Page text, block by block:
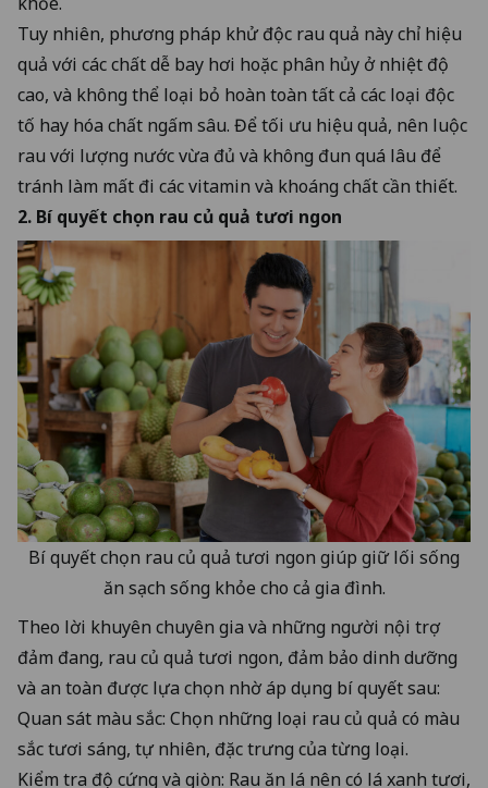
Tuy nhiên, phương pháp khử độc rau quả này chỉ hiệu
quả với các chất dễ bay hơi hoặc phân hủy ở nhiệt độ
cao, và không thể loại bỏ hoàn toàn tất cả các loại độc
tố hay hóa chất ngấm sâu. Để tối ưu hiệu quả, nên luộc
rau với lượng nước vừa đủ và không đun quá lâu để
tránh làm mất đi các vitamin và khoáng chất cần thiết.
2. Bí quyết chọn rau củ quả tươi ngon
Bí quyết chọn rau củ quả tươi ngon giúp giữ lối sống
ăn sạch sống khỏe cho cả gia đình.
Theo lời khuyên chuyên gia và những người nội trợ
đảm đang, rau củ quả tươi ngon, đảm bảo dinh dưỡng
và an toàn được lựa chọn nhờ áp dụng bí quyết sau:
Quan sát màu sắc: Chọn những loại rau củ quả có màu
sắc tươi sáng, tự nhiên, đặc trưng của từng loại.
Kiểm tra độ cứng và giòn: Rau ăn lá nên có lá xanh tươi,